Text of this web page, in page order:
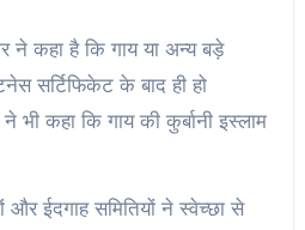
ने कहा है कि गाय या अन्य बड़े
सर्टिफिकेट के बाद ही हो
भी कहा कि गाय की कुर्बानी इस्लाम
ईदगाह समितियों ने स्वेच्छा से